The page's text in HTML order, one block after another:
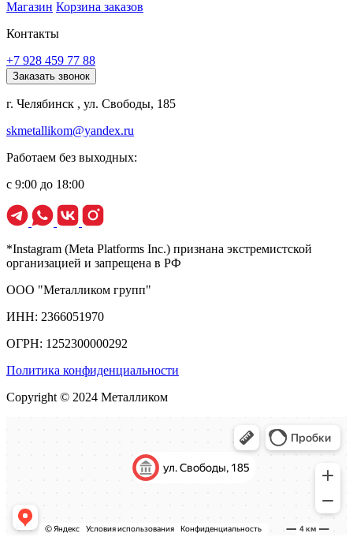
Магазин Корзина заказов
Контакты
+7 928 459 77 88
Заказать звонок
г. Челябинск , ул. Свободы, 185
skmetallikom@yandex.ru
Работаем без выходных:
с 9:00 до 18:00
*Instagram (Meta Platforms Inc.) признана экстремистской
организацией и запрещена в РФ
ООО "Металликом групп"
ИНН: 2366051970
ОГРН: 1252300000292
Политика конфиденциальности
Copyright © 2024 Металликом